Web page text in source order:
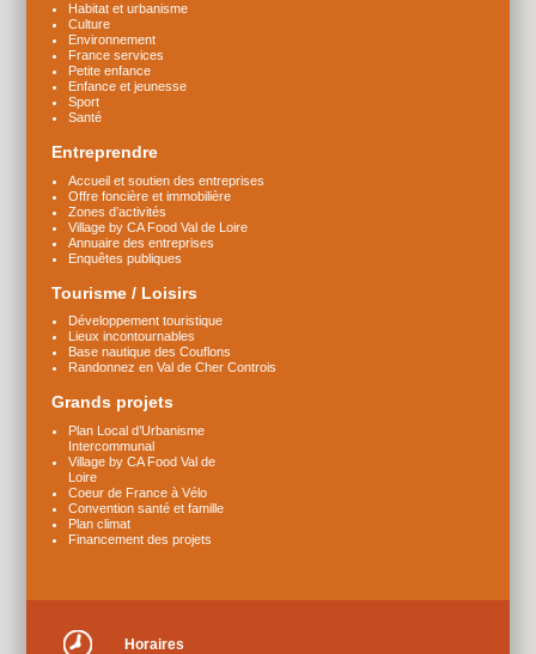
Habitat et urbanisme
Culture
Environnement
France services
Petite enfance
Enfance et jeunesse
Sport
Santé
Entreprendre
Accueil et soutien des entreprises
Offre foncière et immobilière
Zones d’activités
Village by CA Food Val de Loire
Annuaire des entreprises
Enquêtes publiques
Tourisme / Loisirs
Développement touristique
Lieux incontournables
Base nautique des Couflons
Randonnez en Val de Cher Controis
Grands projets
Plan Local d’Urbanisme
Intercommunal
Village by CA Food Val de
Loire
Coeur de France à Vélo
Convention santé et famille
Plan climat
Financement des projets
Horaires